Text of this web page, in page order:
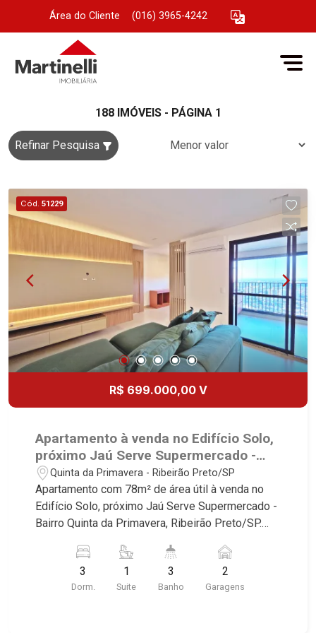
Área do Cliente (016) 3965-4242
188 IMÓVEIS - PÁGINA 1
Refinar Pesquisa
Cód. 51229
R$ 699.000,00 V
Apartamento à venda no Edifício Solo,
próximo Jaú Serve Supermercado -
Ribeirão Preto/SP.
Quinta da Primavera - Ribeirão Preto/SP
Apartamento com 78m² de área útil à venda no
Edifício Solo, próximo Jaú Serve Supermercado -
Bairro Quinta da Primavera, Ribeirão Preto/SP.
Martinelli Imobiliária selecionou para você: -
78m² de área útil - 3 dormitórios com armários,
sendo 1 suíte com ar-condicionado - Banheiro
3
Dorm.
1
Suite
3
Banho
2
Garagens